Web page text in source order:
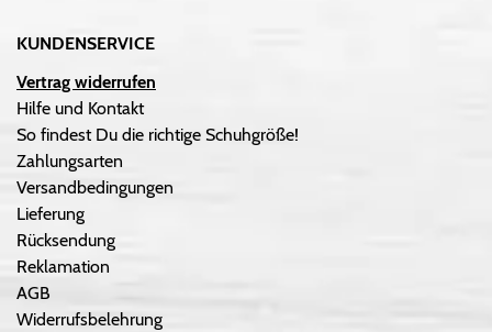
KUNDENSERVICE
Vertrag widerrufen
Hilfe und Kontakt
So findest Du die richtige Schuhgröße!
Zahlungsarten
Versandbedingungen
Lieferung
Rücksendung
Reklamation
AGB
Widerrufsbelehrung